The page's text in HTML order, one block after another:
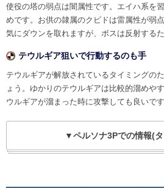
使役の塔の弱点は闇属性です。エイハ系を
めです。お供の隷属のクビドは雷属性が弱
気にダウンを取れますが、ボスは反射する
テウルギア狙いで行動するのも手
テウルギアが解放されているタイミングの
ょう。ゆかりのテウルギアは比較的溜めや
ウルギアが溜まった時に攻撃しても良いです
▼ペルソナ3Pでの情報(